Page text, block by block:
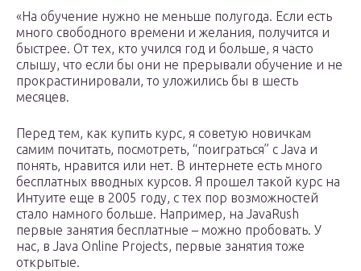
«На обучение нужно не меньше полугода. Если есть
много свободного времени и желания, получится и
быстрее. От тех, кто учился год и больше, я часто
слышу, что если бы они не прерывали обучение и не
прокрастинировали, то уложились бы в шесть
месяцев.
Перед тем, как купить курс, я советую новичкам
самим почитать, посмотреть, “поиграться” с Java и
понять, нравится или нет. В интернете есть много
бесплатных вводных курсов. Я прошел такой курс на
Интуите еще в 2005 году, с тех пор возможностей
стало намного больше. Например, на JavaRush
первые занятия бесплатные – можно пробовать. У
нас, в Java Online Projects, первые занятия тоже
открытые.